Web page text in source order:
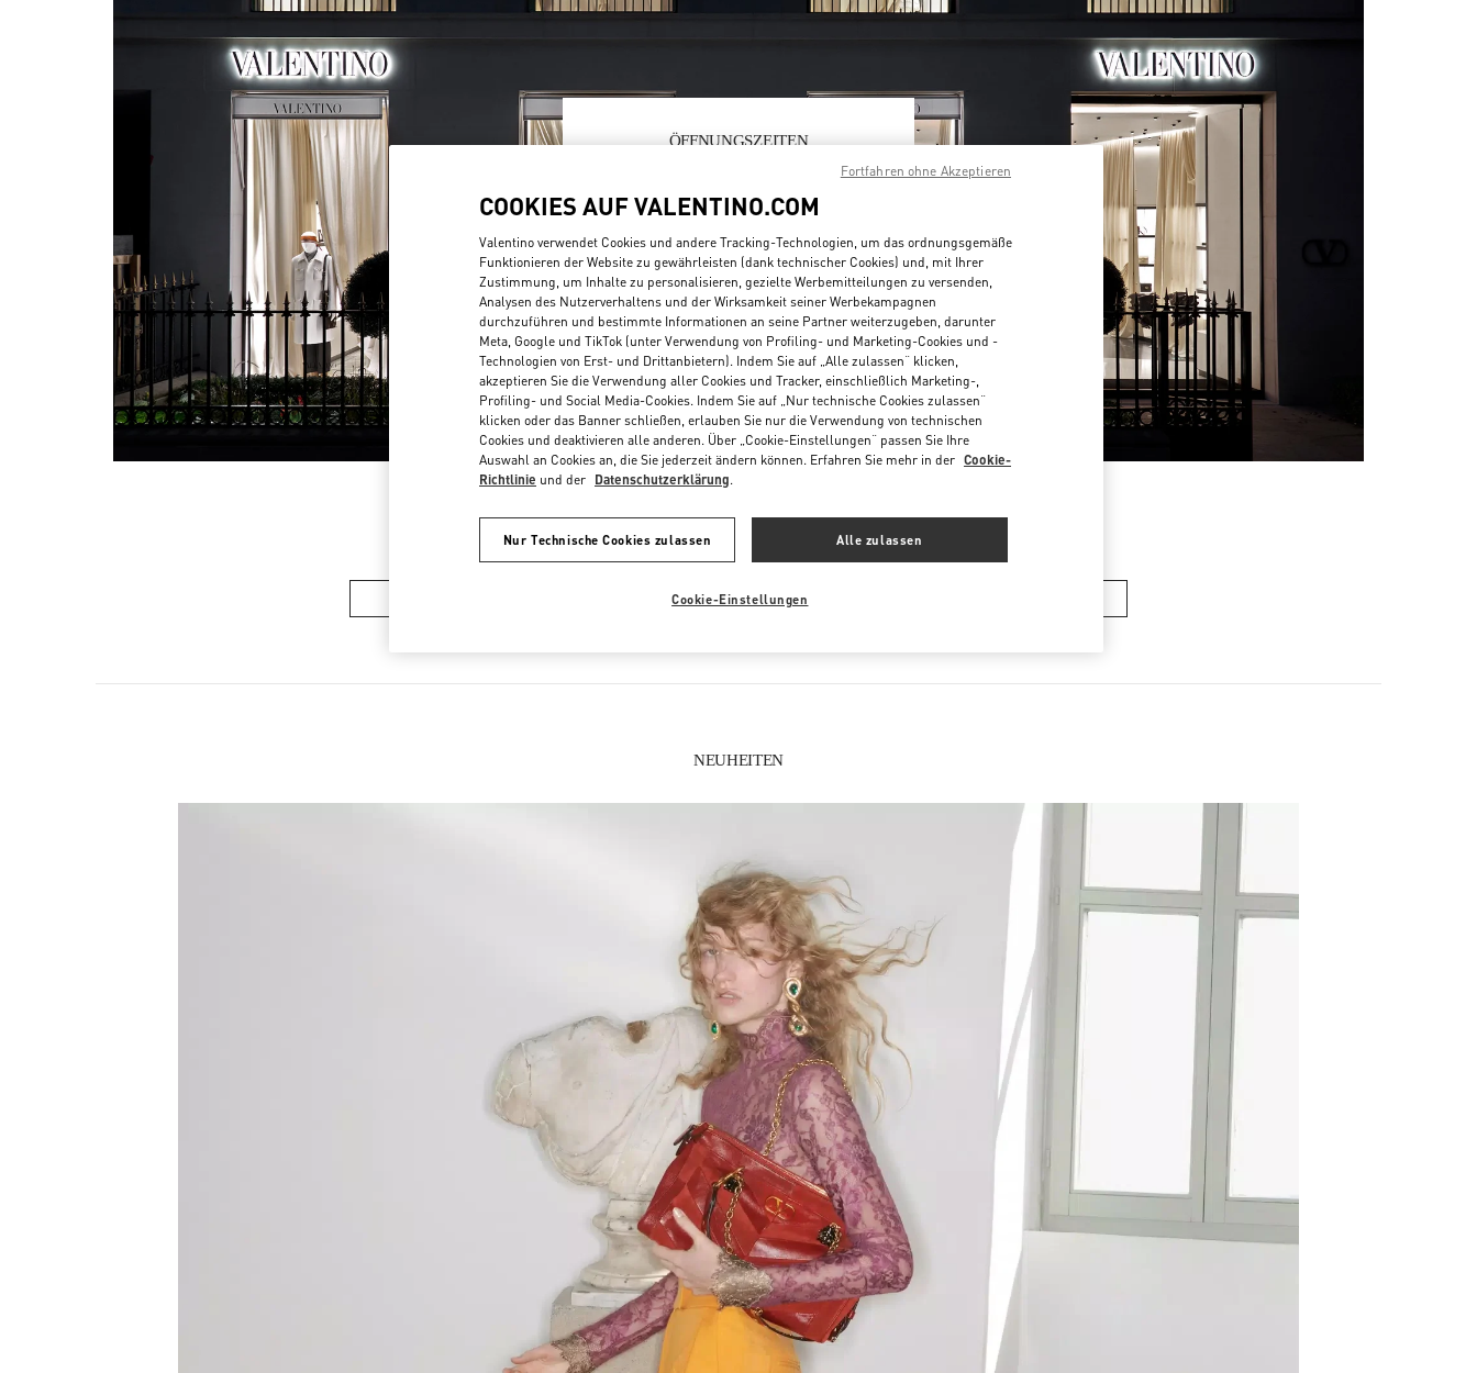
ÖFFNUNGSZEITEN
6:00 PM
Montag
10:00 AM-9:00 PM
Dienstag
10:00 AM -
9:00 PM
Mittwoch
10:00 AM-9:00 PM
Donnerstag
10:00 AM-9:00 PM
Freitag
10:00 AM-9:00 PM
Samstag 10:00 AM-8:00 PM
IN DIESER BOUTIQUE FINDEN SIE
DAMENSCHUHE
NEUHEITEN
COOKIES AUF VALENTINO.COM
Valentino verwendet Cookies und andere Tracking-Technologien, um das ordnungsgemäße
Funktionieren der Website zu gewährleisten (dank technischer Cookies) und, mit Ihrer
Zustimmung, um Inhalte zu personalisieren, gezielte Werbemitteilungen zu versenden,
Analysen des Nutzerverhaltens und der Wirksamkeit seiner Werbekampagnen
durchzuführen und bestimmte Informationen an seine Partner weiterzugeben, darunter
Meta, Google und TikTok (unter Verwendung von Profiling- und Marketing-Cookies und -
Technologien von Erst- und Drittanbietern). Indem Sie auf „Alle zulassen“ klicken,
akzeptieren Sie die Verwendung aller Cookies und Tracker, einschließlich Marketing-,
Profiling- und Social Media-Cookies. Indem Sie auf „Nur technische Cookies zulassen“
klicken oder das Banner schließen, erlauben Sie nur die Verwendung von technischen
Cookies und deaktivieren alle anderen. Über „Cookie-Einstellungen“ passen Sie Ihre
Auswahl an Cookies an, die Sie jederzeit ändern können. Erfahren Sie mehr in der Cookie-
Richtlinie und der Datenschutzerklärung.
Nur Technische Cookies zulassen Alle zulassen
Cookie-Einstellungen
Fortfahren ohne Akzeptieren